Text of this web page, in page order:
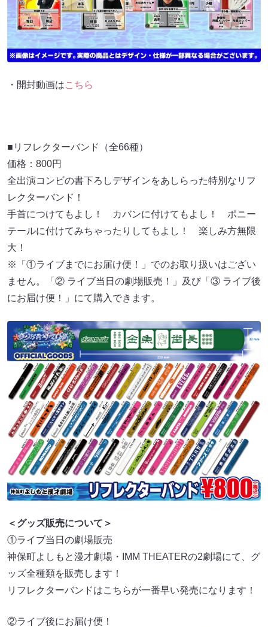
・開封動画はこちら
■リフレクターバンド（全66種）
価格：800円
全出演コンビの書下ろしデザインをあしらった特別なリフ
レクターバンド！
手首につけてもよし！ カバンに付けてもよし！ ポニー
テールに付けてみちゃったりしてもよし！ 楽しみ方無限
大！
※「①ライブまでにお届け便！」でのお取り扱いはござい
ません。「② ライブ当日の劇場販売！」及び「③ ライブ後
にお届け便！」にて購入できます。
＜グッズ販売について＞
①ライブ当日の劇場販売
神保町よしもと漫才劇場・IMM THEATERの2劇場にて、グ
ッズ全種類を販売します！
リフレクターバンドはこちらが一番早い発売になります！
②ライブ後にお届け便！